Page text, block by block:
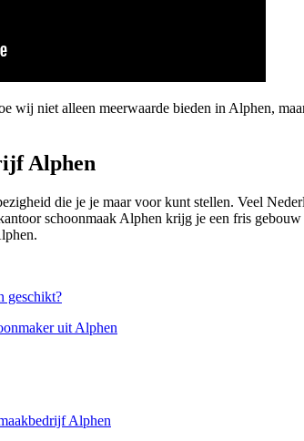
wij niet alleen meerwaarde bieden in Alphen,
Alphen
die je je maar voor kunt stellen. Veel
schoonmaak Alphen krijg je een fris
geschikt?
uit Alphen
Alphen